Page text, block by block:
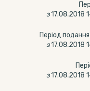
з 17.08.2018
Період
з 17.08.2018
з 17.08.2018